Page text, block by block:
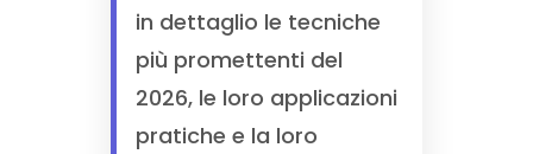
in dettaglio le tecniche
più promettenti del
2026, le loro applicazioni
pratiche e la loro